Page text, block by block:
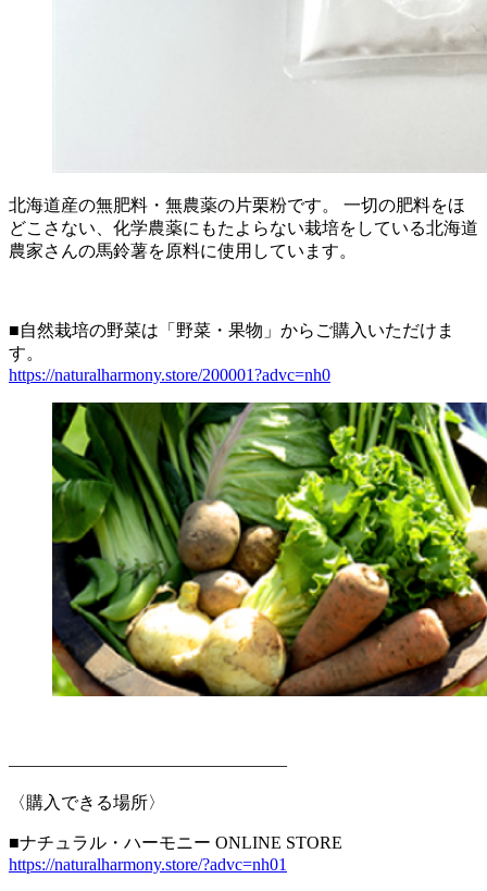
北海道産の無肥料・無農薬の片栗粉です。 一切の肥料をほ
どこさない、化学農薬にもたよらない栽培をしている北海道
農家さんの馬鈴薯を原料に使用しています。
■自然栽培の野菜は「野菜・果物」からご購入いただけま
す。
https://naturalharmony.store/200001?advc=nh0
————————————————
〈購入できる場所〉
■ナチュラル・ハーモニー ONLINE STORE
https://naturalharmony.store/?advc=nh01